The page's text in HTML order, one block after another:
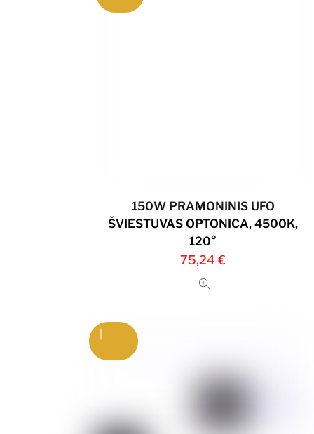
150W PRAMONINIS UFO
ŠVIESTUVAS OPTONICA, 4500K,
120°
75,24€